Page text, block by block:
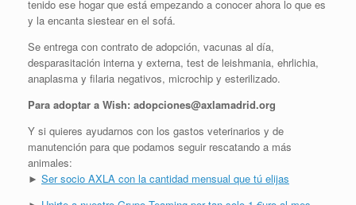
tenido ese hogar que está empezando a conocer ahora lo que es
y la encanta siestear en el sofá.
Se entrega con contrato de adopción, vacunas al día,
desparasitación interna y externa, test de leishmania, ehrlichia,
anaplasma y filaria negativos, microchip y esterilizado.
Para adoptar a Wish: adopciones@axlamadrid.org
Y si quieres ayudarnos con los gastos veterinarios y de
manutención para que podamos seguir rescatando a más
animales:
► Ser socio AXLA con la cantidad mensual que tú elijas